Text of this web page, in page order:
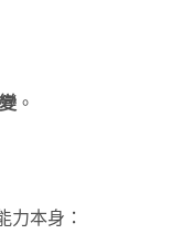
。
力本身：